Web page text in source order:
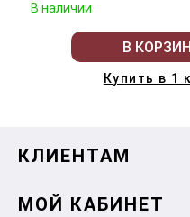
В наличии
В
Купить в 1
КЛИЕНТАМ
МОЙ КАБИНЕТ